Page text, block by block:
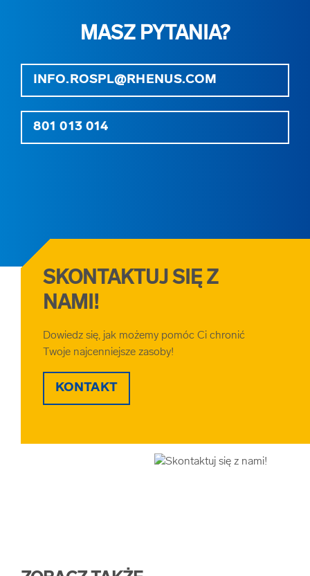
MASZ PYTANIA?
INFO.ROSPL@RHENUS.COM
801 013 014
SKONTAKTUJ SIĘ Z
NAMI!
Dowiedz się, jak możemy pomóc Ci chronić
Twoje najcenniejsze zasoby!
KONTAKT